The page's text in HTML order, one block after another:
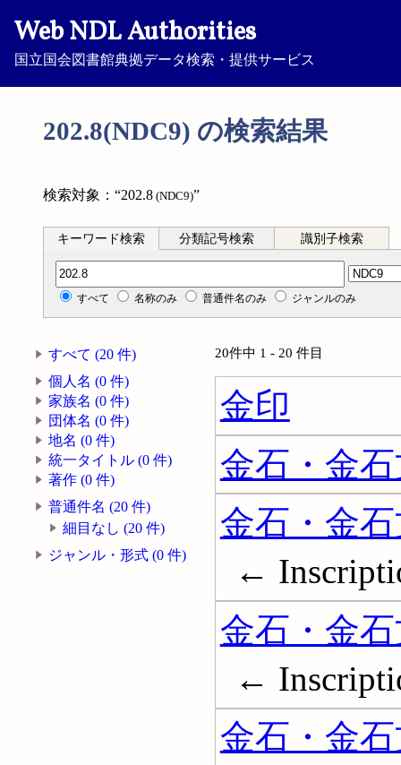
Web NDL Authorities
国立国会図書館典拠データ検索・提供サービス
202.8(NDC9) の検索結果
検索対象：“202.8 (NDC9)”
キーワード検索 分類記号検索 識別子検索
分類記号検索
すべて 名称のみ 普通件名のみ ジャンルのみ
すべて (20 件)
個人名 (0 件)
家族名 (0 件)
団体名 (0 件)
地名 (0 件)
統一タイトル (0 件)
著作 (0 件)
普通件名 (20 件)
細目なし (20 件)
ジャンル・形式 (0 件)
20件中 1 - 20 件目
金印
金石・金
金石・金
←
金石・金
←
金石・金